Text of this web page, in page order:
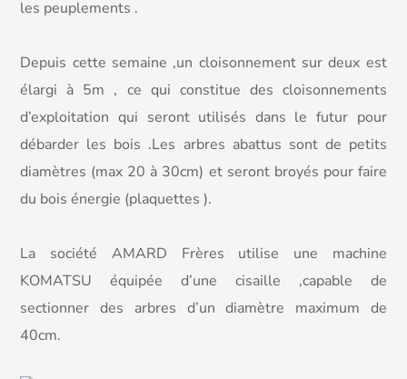
les peuplements .
Depuis cette semaine ,un cloisonnement sur deux est
élargi à 5m , ce qui constitue des cloisonnements
d’exploitation qui seront utilisés dans le futur pour
débarder les bois .Les arbres abattus sont de petits
diamètres (max 20 à 30cm) et seront broyés pour faire
du bois énergie (plaquettes ).
La société AMARD Frères utilise une machine
KOMATSU équipée d’une cisaille ,capable de
sectionner des arbres d’un diamètre maximum de
40cm.